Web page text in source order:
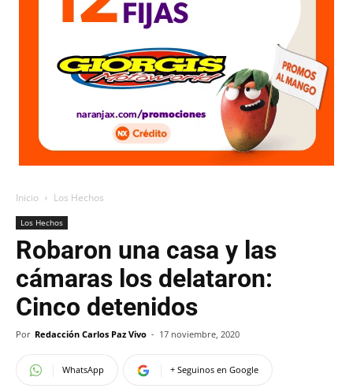
Inicio Los Hechos
Los Hechos
Robaron una casa y las
cámaras los delataron:
Cinco detenidos
Por Redacción Carlos Paz Vivo - 17 noviembre, 2020
WhatsApp + Seguinos en Google